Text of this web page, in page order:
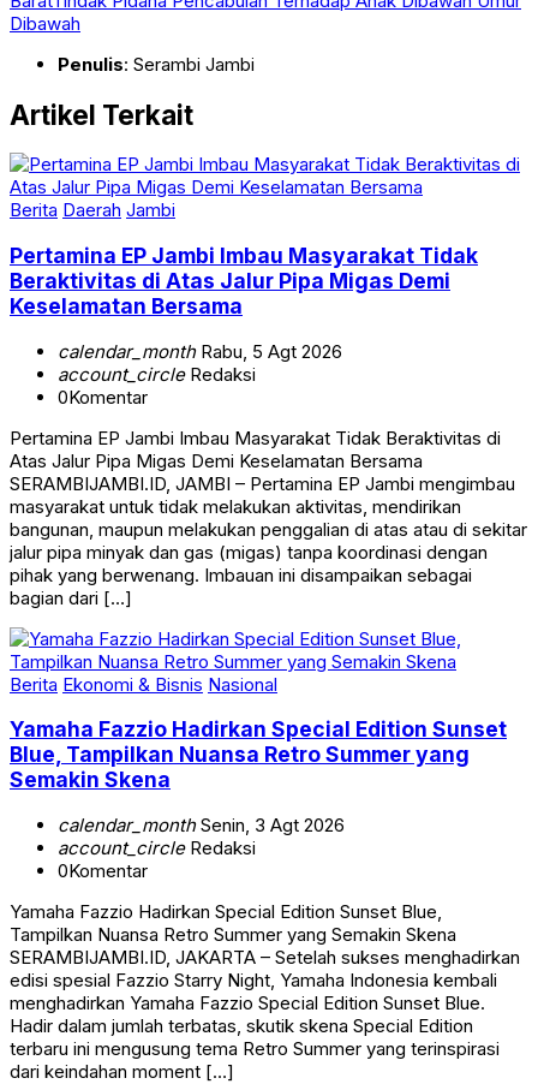
Dibawah
Penulis: Serambi Jambi
Artikel Terkait
Berita Daerah Jambi
Pertamina EP Jambi Imbau Masyarakat Tidak
Beraktivitas di Atas Jalur Pipa Migas Demi
Keselamatan Bersama
calendar_monthRabu, 5 Agt 2026
account_circleRedaksi
0Komentar
Pertamina EP Jambi Imbau Masyarakat Tidak Beraktivitas di
Atas Jalur Pipa Migas Demi Keselamatan Bersama
SERAMBIJAMBI.ID, JAMBI – Pertamina EP Jambi mengimbau
masyarakat untuk tidak melakukan aktivitas, mendirikan
bangunan, maupun melakukan penggalian di atas atau di sekitar
jalur pipa minyak dan gas (migas) tanpa koordinasi dengan
pihak yang berwenang. Imbauan ini disampaikan sebagai
bagian dari […]
Berita Ekonomi & Bisnis Nasional
Yamaha Fazzio Hadirkan Special Edition Sunset
Blue, Tampilkan Nuansa Retro Summer yang
Semakin Skena
calendar_monthSenin, 3 Agt 2026
account_circleRedaksi
0Komentar
Yamaha Fazzio Hadirkan Special Edition Sunset Blue,
Tampilkan Nuansa Retro Summer yang Semakin Skena
SERAMBIJAMBI.ID, JAKARTA – Setelah sukses menghadirkan
edisi spesial Fazzio Starry Night, Yamaha Indonesia kembali
menghadirkan Yamaha Fazzio Special Edition Sunset Blue.
Hadir dalam jumlah terbatas, skutik skena Special Edition
terbaru ini mengusung tema Retro Summer yang terinspirasi
dari keindahan moment […]